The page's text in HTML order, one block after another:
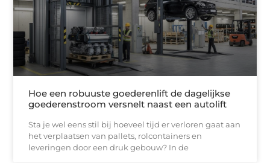
Hoe een robuuste goederenlift de dagelijkse
goederenstroom versnelt naast een autolift
Sta je wel eens stil bij hoeveel tijd er verloren gaat aan
het verplaatsen van pallets, rolcontainers en
leveringen door een druk gebouw? In de